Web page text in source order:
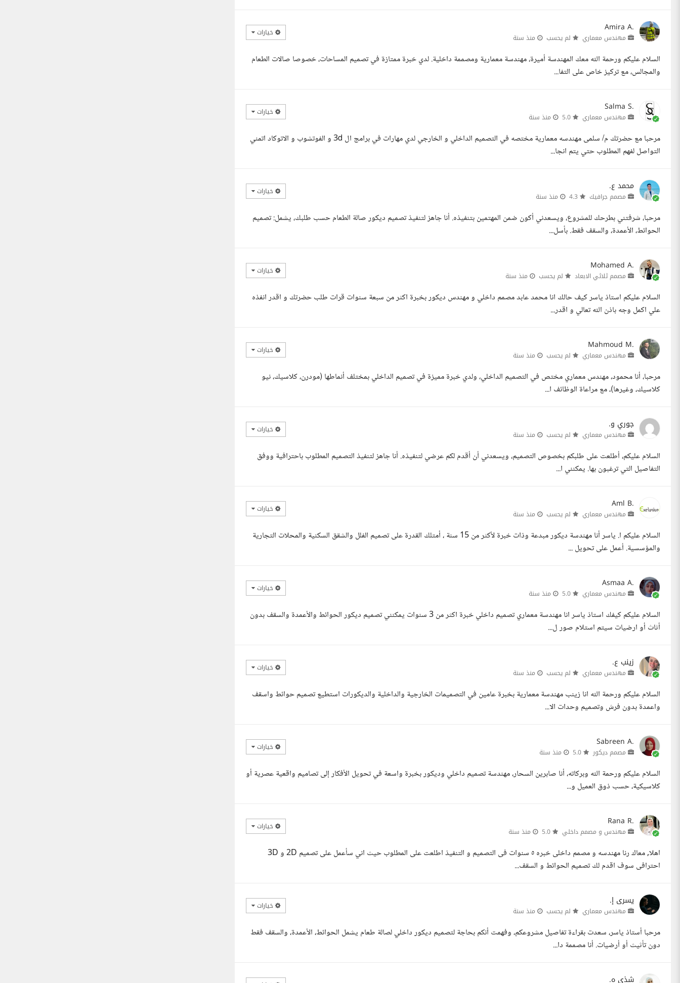
Amira A.
مهندس معماري لم يحسب منذ سنة خيارات
السلام عليكم ورحمة الله معك المهندسة أميرة، مهندسة معمارية ومصممة داخلية. لدي خبرة ممتازة في تصميم المساحات، خصوصا صالات الطعام
والمجالس، مع تركيز خاص على التفا...
Salma S.
مهندس معماري منذ سنة خيارات
مرحبا مع حضرتك م/ سلمى مهندسه معمارية مختصه في التصميم الداخلي و الخارجي لدي مهارات في برامج ال 3d و الفوتشوب و الاتوكاد اتمني
التواصل لفهم المطلوب حتي يتم انجا...
محمد ع.
مصمم جرافيك منذ سنة خيارات
مرحبا، شرفتني بطرحك للمشروع، ويسعدني أكون ضمن المهتمين بتنفيذه. أنا جاهز لتنفيذ تصميم ديكور صالة الطعام حسب طلبك، يشمل: تصميم
الحوائط، الأعمدة، والسقف فقط. بأسل...
Mohamed A.
مصمم ثلاثي الابعاد لم يحسب منذ سنة خيارات
السلام عليكم استاذ ياسر كيف حالك انا محمد عابد مصمم داخلي و مهندس ديكور بخبرة اكثر من سبعة سنوات قرات طلب حضرتك و اقدر انفذه
علي اكمل وجه باذن الله تعالي و اقدر...
Mahmoud M.
مهندس معماري لم يحسب منذ سنة خيارات
مرحبا، أنا محمود، مهندس معماري مختص في التصميم الداخلي، ولدي خبرة مميزة في تصميم الداخلي بمختلف أنماطها (مودرن، كلاسيك، نيو
كلاسيك، وغيرها)، مع مراعاة الوظائف ا...
جوري و.
مهندس معماري لم يحسب منذ سنة خيارات
السلام عليكم، أطلعت على طلبكم بخصوص التصميم، ويسعدني أن أقدم لكم عرضي لتنفيذه. أنا جاهز لتنفيذ التصميم المطلوب باحترافية ووفق
التفاصيل التي ترغبون بها. يمكنني ا...
Aml B.
مهندس معماري لم يحسب منذ سنة خيارات
السلام عليكم ا. ياسر أنا مهندسة ديكور مبدعة وذات خبرة لأكثر من 15 سنة ، أمتلك القدرة على تصميم الفلل والشقق السكنية والمحلات التجارية
والمؤسسية. أعمل على تحويل ...
Asmaa A.
مهندس معماري منذ سنة خيارات
السلام عليكم كيفك استاذ ياسر انا مهندسة معماري تصميم داخلي خبرة اكثر من 3 سنوات يمكنني تصميم ديكور الحوائط والأعمدة والسقف بدون
أثاث أو ارضيات سيتم استلام صور ل...
زينب ع.
مهندس معماري لم يحسب منذ سنة خيارات
السلام عليكم ورحمة الله انا زينب مهندسة معمارية بخبرة عامين في التصميمات الخارجية والداخلية والديكورات استطيع تصميم حوائط واسقف
واعمدة بدون فرش وتصميم وحدات الا...
Sabreen A.
مصمم ديكور منذ سنة خيارات
السلام عليكم ورحمة الله وبركاته، أنا صابرين السحار، مهندسة تصميم داخلي وديكور بخبرة واسعة في تحويل الأفكار إلى تصاميم واقعية عصرية أو
كلاسيكية، حسب ذوق العميل و...
Rana R.
مهندس و مصمم داخلي منذ سنة خيارات
اهلا, معاك رنا مهندسه و مصمم داخلى خبره ٥ سنوات فى التصميم و التنفيذ اطلعت على المطلوب حيث اني سأعمل على تصميم 2D و 3D
احترافى سوف اقدم لك تصميم الحوائط و السقف...
يسرى إ.
مهندس معماري لم يحسب منذ سنة خيارات
مرحبا أستاذ ياسر، سعدت بقراءة تفاصيل مشروعكم، وفهمت أنكم بحاجة لتصميم ديكور داخلي لصالة طعام يشمل الحوائط، الأعمدة، والسقف فقط
دون تأثيث أو أرضيات. أنا مصممة دا...
شذى ه.